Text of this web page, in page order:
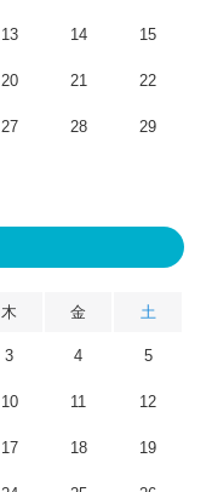
13 14 15
20 21 22
27 28 29
木 金 土
3 4 5
10 11 12
17 18 19